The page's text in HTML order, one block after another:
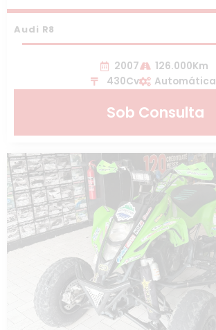
Audi R8
2007
126.000Km
430Cv
Automática
Sob Consulta